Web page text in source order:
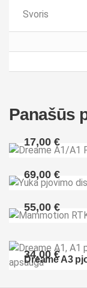
Svoris
Panašūs
17,00 €
69,00 €
55,00 €
Dreame A3
34,00€